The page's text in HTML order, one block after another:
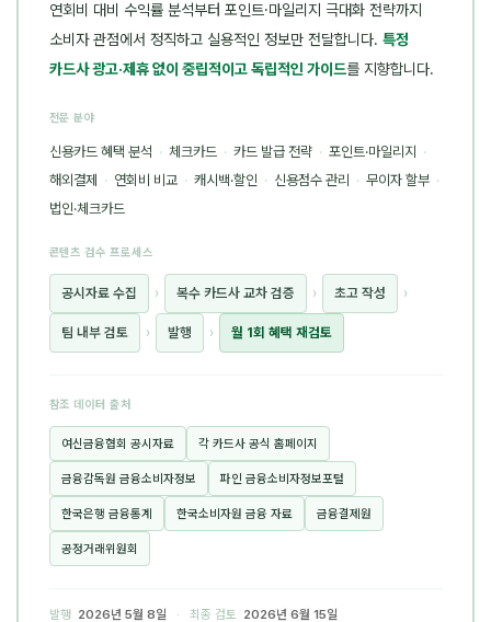
연회비 대비 수익률 분석부터 포인트·마일리지 극대화 전략까지
소비자 관점에서 정직하고 실용적인 정보만 전달합니다. 특정
카드사 광고·제휴 없이 중립적이고 독립적인 가이드를 지향합니다.
전문 분야
신용카드 혜택 분석 · 체크카드 · 카드 발급 전략 · 포인트·마일리지 ·
해외결제 · 연회비 비교 · 캐시백·할인 · 신용점수 관리 · 무이자 할부 ·
법인·체크카드
콘텐츠 검수 프로세스
공시자료 수집 › 복수 카드사 교차 검증 › 초고 작성 ›
팀 내부 검토 › 발행 › 월 1회 혜택 재검토
참조 데이터 출처
여신금융협회 공시자료 각 카드사 공식 홈페이지
금융감독원 금융소비자정보 파인 금융소비자정보포털
한국은행 금융통계 한국소비자원 금융 자료 금융결제원
공정거래위원회
발행 2026년 5월 8일 · 최종 검토 2026년 6월 15일